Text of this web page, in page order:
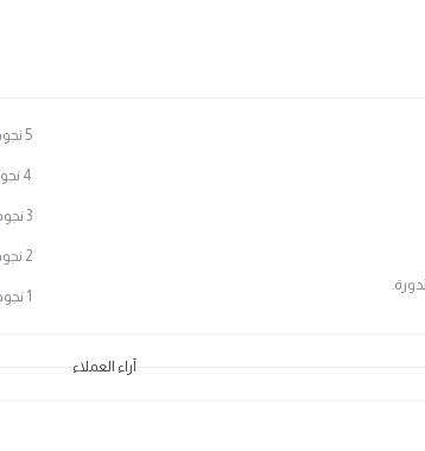
5 نجوم
4 نجوم
3 نجوم
2 نجوم
1 نجوم
آراء العملاء